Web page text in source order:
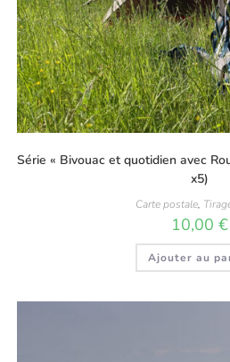
Série « Bivouac et quotidien avec
x5)
Carte postale,
10,00 €
Ajouter au